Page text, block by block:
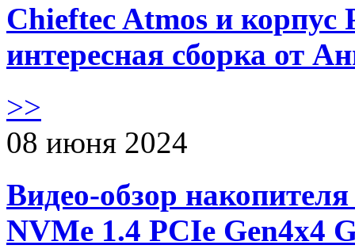
Chieftec Atmos и корпус
интересная сборка от
>>
08 июня 2024
Видео-обзор
NVMe 1.4 PCIe Gen4х4